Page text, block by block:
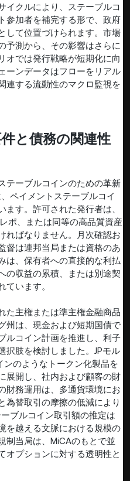
イクルにより、ステーブルコ
参加者を補完する形で、政府
して位置づけられます。市場
予測から、その影響はさらに
オでは発行戦略が短期化に向
ーンデータはフローをリアル
連する流動性のマクロ監視を
と債務の関連性
テーブルコインのための革新
ペイメントステーブルコイ
ます。許可された発行者は、
ポ、または同等の高品質資産
ればなりません。月次確認お
督は連邦当局または資格のあ
は、保有者への直接的な利払
の収益の累積、または別途契
ています。
た主権または準主権金融商品
州は、現金および短期国債で
ルコイン計画を推進し、利子
択肢を検討しました。JPモル
ンのようなトークン化製品を
展開し、社内および顧客の財
財務運用は、多通貨環境にお
為替取引の摩擦の低減により
ブルコイン取引額の推定は
を越える文脈における規模の
制当局は、MiCAのもとで並
オプションに対する透明性と